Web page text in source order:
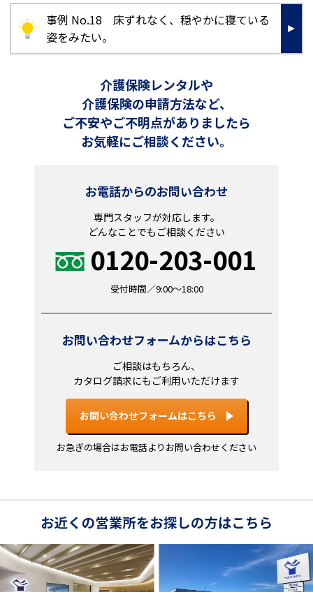
事例 No.18 床ずれなく、穏やかに寝ている
姿をみたい。
介護保険レンタルや
介護保険の申請方法など、
ご不安やご不明点がありましたら
お気軽にご相談ください。
お電話からのお問い合わせ
専門スタッフが対応します。
どんなことでもご相談ください
0120-203-001
受付時間／9:00～18:00
お問い合わせフォームからはこちら
ご相談はもちろん、
カタログ請求にもご利用いただけます
お問い合わせフォームはこちら
お急ぎの場合はお電話よりお問い合わせください